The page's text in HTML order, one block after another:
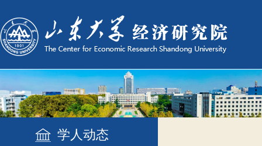
学人动态